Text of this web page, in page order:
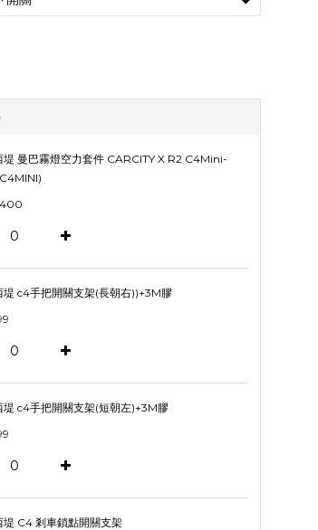
曼巴霧燈空力套件 CARCITY X R2 C4Mini-
c4手把開關支架(長朝右))+3M膠
c4手把開關支架(短朝左)+3M膠
C4 剎車鎖點開關支架